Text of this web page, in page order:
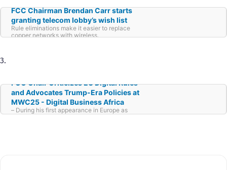
FCC Chairman Brendan Carr starts
granting telecom lobby’s wish list
Rule eliminations make it easier to replace
copper networks with wireless.
3.
FCC Chair Criticizes EU Digital Rules
and Advocates Trump-Era Policies at
MWC25 - Digital Business Africa
– During his first appearance in Europe as
Chairman of the Federal Communications